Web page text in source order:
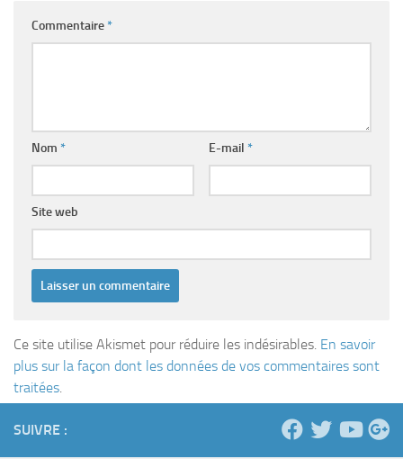
Commentaire*
Nom * E-mail *
Site web
Ce site utilise Akismet pour réduire les indésirables. En savoir
plus sur la façon dont les données de vos commentaires sont
traitées.
SUIVRE :